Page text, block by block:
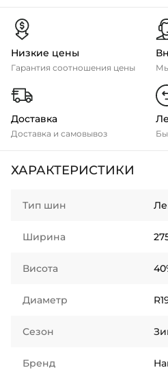
Низкие цены
Гарантия соотношения цены
Доставка
Доставка и самовывоз
ХАРАКТЕРИСТИКИ
Тип шин
Ширина
Висота
Диаметр
Сезон
Бренд